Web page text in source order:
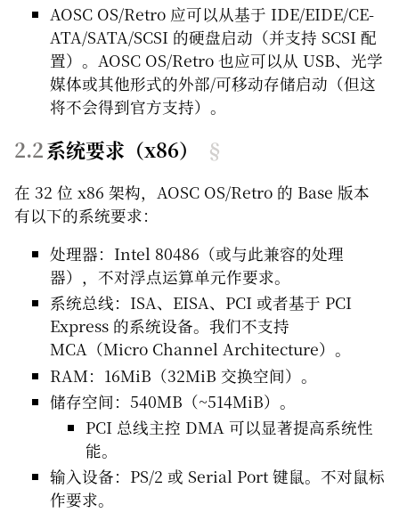
AOSC OS/Retro 应可以从基于 IDE/EIDE/CE-
ATA/SATA/SCSI 的硬盘启动（并支持 SCSI 配
置）。AOSC OS/Retro 也应可以从 USB、光学
媒体或其他形式的外部/可移动存储启动（但这
将不会得到官方支持）。
系统要求（x86） §
在 32 位 x86 架构，AOSC OS/Retro 的 Base 版本
有以下的系统要求：
处理器：Intel 80486（或与此兼容的处理
器），不对浮点运算单元作要求。
系统总线：ISA、EISA、PCI 或者基于 PCI
Express 的系统设备。我们不支持
MCA（Micro Channel Architecture）。
RAM：16MiB（32MiB 交换空间）。
储存空间：540MB（~514MiB）。
PCI 总线主控 DMA 可以显著提高系统性
能。
输入设备：PS/2 或 Serial Port 键鼠。不对鼠标
作要求。